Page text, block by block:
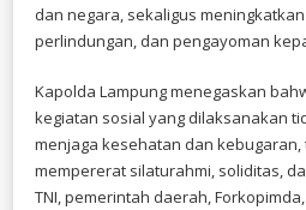
dan negara, sekaligus
perlindungan, dan pengayoman
Kapolda Lampung menegaskan
kegiatan sosial yang dilaksanakan
menjaga kesehatan dan
mempererat silaturahmi, soliditas,
TNI, pemerintah daerah,